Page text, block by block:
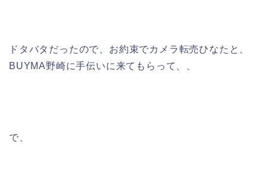
ドタバタだったので、お約束でカメラ転売ひなたと、
BUYMA野崎に手伝いに来てもらって、、
で、